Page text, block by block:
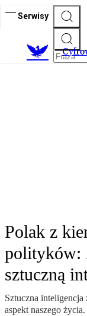
Serwisy
C
Polak z
polityków:
sztuczną
Sztuczna inteligencja
aspekt naszego